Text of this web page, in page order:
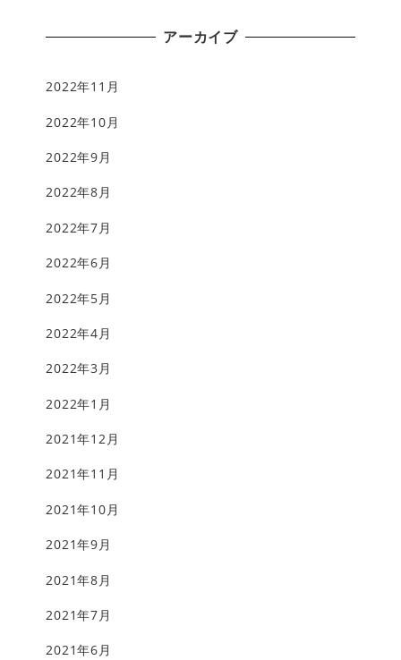
アーカイブ
2022年11月
2022年10月
2022年9月
2022年8月
2022年7月
2022年6月
2022年5月
2022年4月
2022年3月
2022年1月
2021年12月
2021年11月
2021年10月
2021年9月
2021年8月
2021年7月
2021年6月